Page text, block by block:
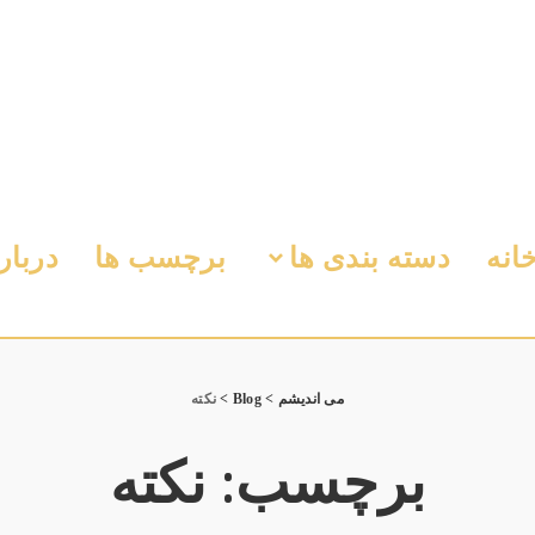
دسته بندی ها برچسب ها
می اندیشم >
Blog
> نکته
برچسب: نکته